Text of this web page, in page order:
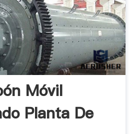
Móvil
Planta De